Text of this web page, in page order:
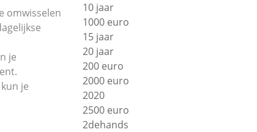
omwisselen
je
je
10 jaar
1000 euro
15 jaar
20 jaar
200 euro
2000 euro
2020
2500 euro
2dehands